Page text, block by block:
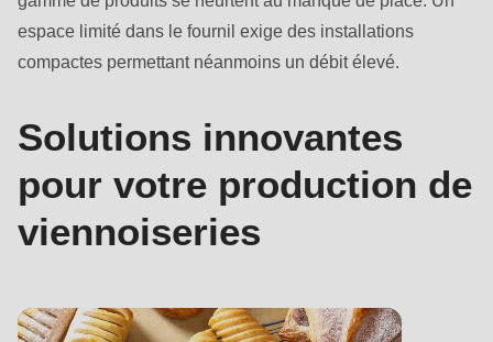
function :
mb_substr():
Passing
to
#1
($string)
string
espace limité dans le fournil exige des installations
compactes permettant néanmoins un débit élevé.
Solutions innovantes
pour votre production de
viennoiseries